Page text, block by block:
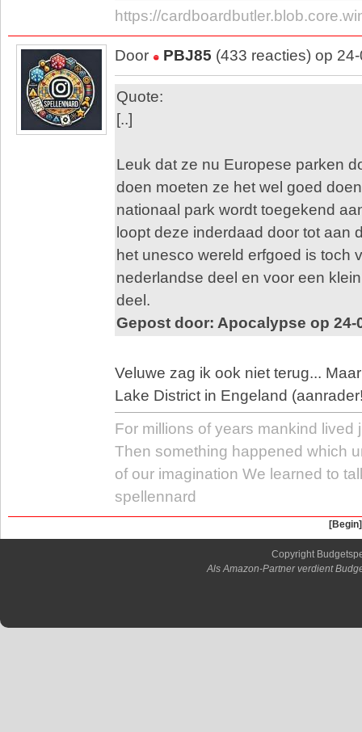
https://
Door PBJ85 (433 reacties) op
Quote:
[..]
Leuk dat ze nu Europese parken
doen moeten ze het wel goed
nationaal park wordt toegekend
loopt deze inderdaad door tot aan
het unesco wereld erfgoed is toch
nederlandse deel en voor een
deel.
Gepost door: Apocalypse op 24-
Veluwe zag ik ook niet terug...
Lake District in Engeland
For millions of years mankind lived
Then something happened which
of our imagination We learned to
spellennard
[Begin]
Copyright
Als Amazon-Partner verdient